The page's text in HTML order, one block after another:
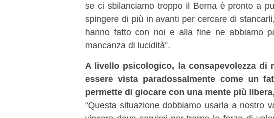
se ci sbilanciamo troppo il Berna è pronto a
spingere di più in avanti per cercare di
hanno fatto con noi e alla fine ne abbiamo
mancanza di lucidità”.
A livello psicologico, la consapevolezza di
essere vista paradossalmente come un
permette di giocare con una mente più
“Questa situazione dobbiamo usarla a nostro